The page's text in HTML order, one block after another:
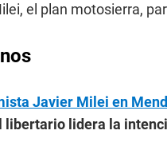
el plan motosierra,
Javier Milei en
libertario lidera la